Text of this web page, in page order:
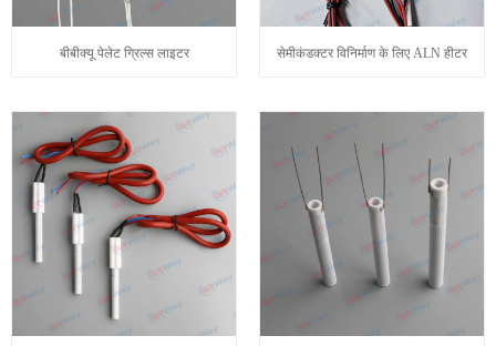
बीबीक्यू पेलेट ग्रिल्स लाइटर सेमीकंडक्टर विनिर्माण के लिए ALN हीटर